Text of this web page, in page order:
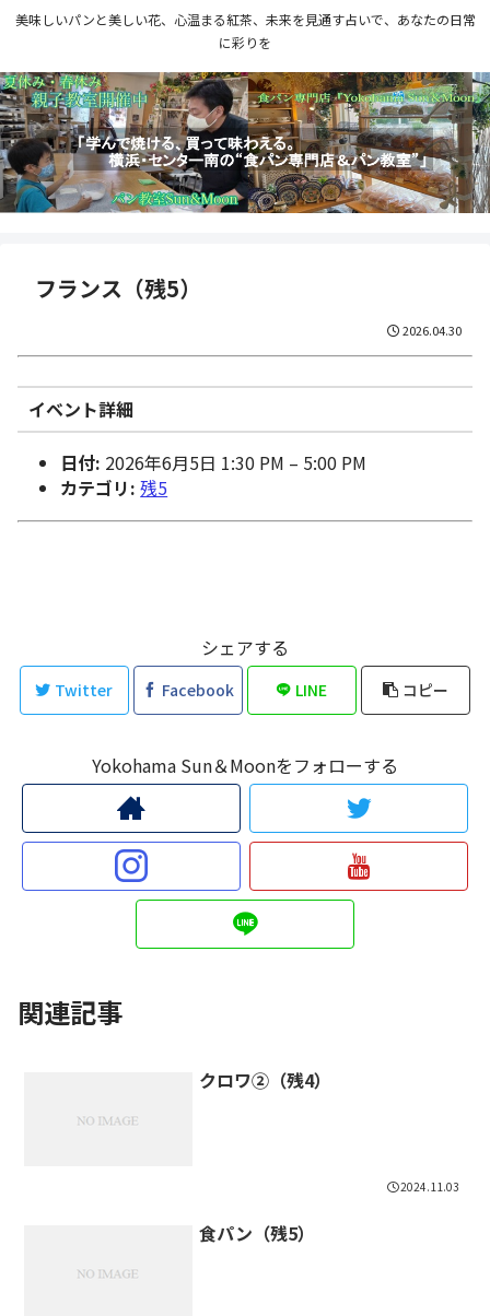
美味しいパンと美しい花、心温まる紅茶、未来を見通す占いで、あなたの日常
に彩りを
フランス（残5）
2026.04.30
イベント詳細
日付: 2026年6月5日 1:30 PM – 5:00 PM
カテゴリ: 残5
シェアする
Twitter Facebook LINE コピー
Yokohama Sun＆Moonをフォローする
関連記事
クロワ②（残4）
2024.11.03
食パン（残5）